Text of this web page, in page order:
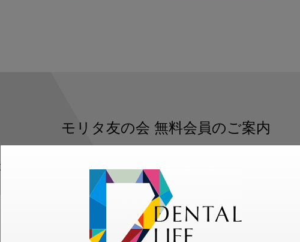
モリタ友の会 無料会員のご案内
録いただくと、デンタルライフデザインをもっと便利にご利用い
メリット